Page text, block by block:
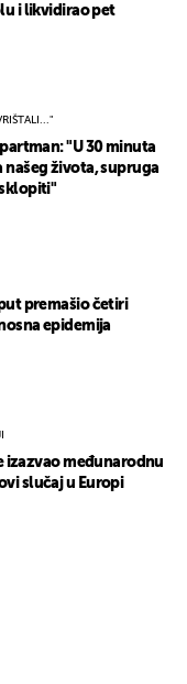
i likvidirao pet
"U 30 minuta
našeg života, supruga
premašio četiri
epidemija
izazvao međunarodnu
slučaj u Europi